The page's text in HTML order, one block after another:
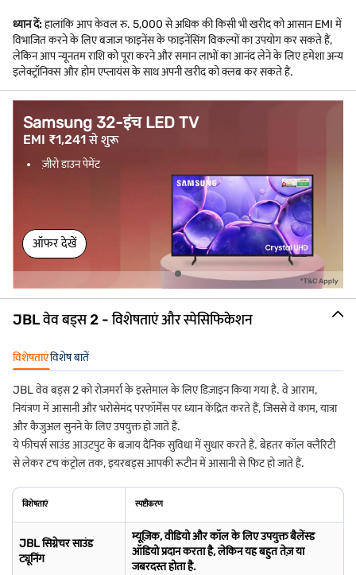
ध्यान दें:हालांकि आप केवल रु. 5,000 से अधिक की किसी भी खरीद को आसान EMI में
विभाजित करने के लिए बजाज फाइनेंस के फाइनेंसिंग विकल्पों का उपयोग कर सकते हैं,
लेकिन आप न्यूनतम राशि को पूरा करने और समान लाभों का आनंद लेने के लिए हमेशा अन्य
इलेक्ट्रॉनिक्स और होम एप्लायंस के साथ अपनी खरीद को क्लब कर सकते हैं.
Samsung 32-इंच LED TV
EMI ₹1,241 से शुरू
ज़ीरो डाउन पेमेंट
ऑफर देखें
JBL वेव बड्स 2 - विशेषताएं और स्पेसिफिकेशन
विशेषताएंविशेष बातें
JBL वेव बड्स 2 को रोज़मर्रा के इस्तेमाल के लिए डिज़ाइन किया गया है. वे आराम,
नियंत्रण में आसानी और भरोसेमंद परफॉर्मेंस पर ध्यान केंद्रित करते हैं, जिससे वे काम, यात्रा
और कैजुअल सुनने के लिए उपयुक्त हो जाते हैं.
ये फीचर्स साउंड आउटपुट के बजाय दैनिक सुविधा में सुधार करते हैं. बेहतर कॉल क्लैरिटी
से लेकर टच कंट्रोल तक, इयरबड्स आपकी रूटीन में आसानी से फिट हो जाते हैं.
विशेषताएं स्पष्टीकरण
JBL सिग्नेचर साउंड
ट्यूनिंग
म्यूज़िक, वीडियो और कॉल के लिए उपयुक्त बैलेंस्ड
ऑडियो प्रदान करता है, लेकिन यह बहुत तेज़ या
जबरदस्त होता है.